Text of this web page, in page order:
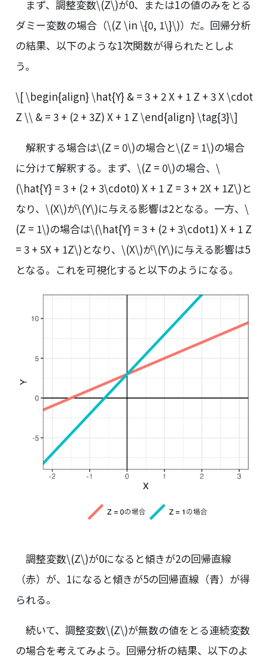
まず、調整変数\(Z\)が0、または1の値のみをとる
ダミー変数の場合（\(Z \in \{0, 1\}\)）だ。回帰分析
の結果、以下のような1次関数が得られたとしよ
う。
\[ \begin{align} \hat{Y} & = 3 + 2 X + 1 Z + 3 X \cdot
Z \\ & = 3 + (2 + 3Z) X + 1 Z \end{align} \tag{3}\]
解釈する場合は\(Z = 0\)の場合と\(Z = 1\)の場合
に分けて解釈する。まず、 \(Z = 0\)の場合、 \
(\hat{Y} = 3 + (2 + 3\cdot0) X + 1 Z = 3 + 2X + 1Z\)と
なり、 \(X\)が\(Y\)に与える影響は2となる。一方、 \
(Z = 1\)の場合は\(\hat{Y} = 3 + (2 + 3\cdot1) X + 1 Z
= 3 + 5X + 1Z\)となり、 \(X\)が\(Y\)に与える影響は5
となる。これを可視化すると以下のようになる。
調整変数\(Z\)が0になると傾きが2の回帰直線
（赤）が、1になると傾きが5の回帰直線（青）が得
られる。
続いて、調整変数\(Z\)が無数の値をとる連続変数
の場合を考えてみよう。回帰分析の結果、以下のよ